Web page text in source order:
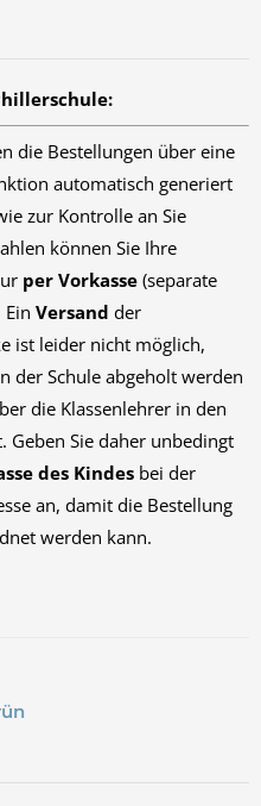
die Bestellungen über eine
automatisch generiert
zur Kontrolle an Sie
können Sie Ihre
per Vorkasse(separate
Versand der
ist leider nicht möglich,
der Schule abgeholt werden
die Klassenlehrer in den
Geben Sie daher unbedingt
des Kindesbei der
an, damit die Bestellung
werden kann.